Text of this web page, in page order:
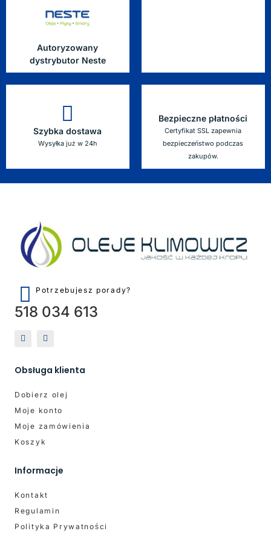
Autoryzowany
dystrybutor Neste
Szybka dostawa
Wysyłka już w 24h
Bezpieczne płatności
Certyfikat SSL zapewnia
bezpieczeństwo podczas
zakupów.
Potrzebujesz porady?
518 034 613
Obsługa klienta
Dobierz olej
Moje konto
Moje zamówienia
Koszyk
Informacje
Kontakt
Regulamin
Polityka Prywatności